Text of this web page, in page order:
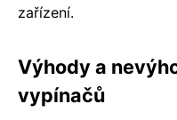
zařízení.
Výhody a
vypínačů